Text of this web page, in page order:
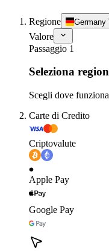
Regione Germany
Valore
Passaggio 1
Seleziona
Scegli dove
Carte di Credito
Criptovalute
Apple Pay
Google Pay